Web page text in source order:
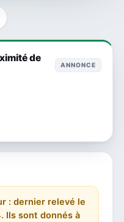
de
ANNONCE
: dernier relevé le
Ils sont donnés à